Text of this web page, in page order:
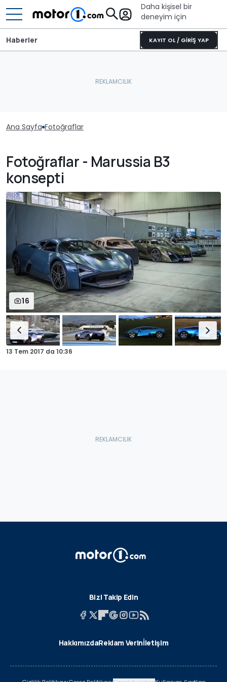
Daha kişisel bir
deneyim için
KAYIT OL / GİRİŞ YAP
Haberler
Ana Sayfa Fotoğraflar
Fotoğraflar - Marussia B3
konsepti
16
13 Tem 2017 da 10:36
Bizi Takip Edin
HakkımızdaReklam Verinİletişim